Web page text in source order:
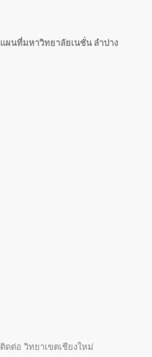
แผนที่มหาวิทยาลัยเนชั่น ลำปาง
ติดต่อ วิทยาเขตเชียงใหม่